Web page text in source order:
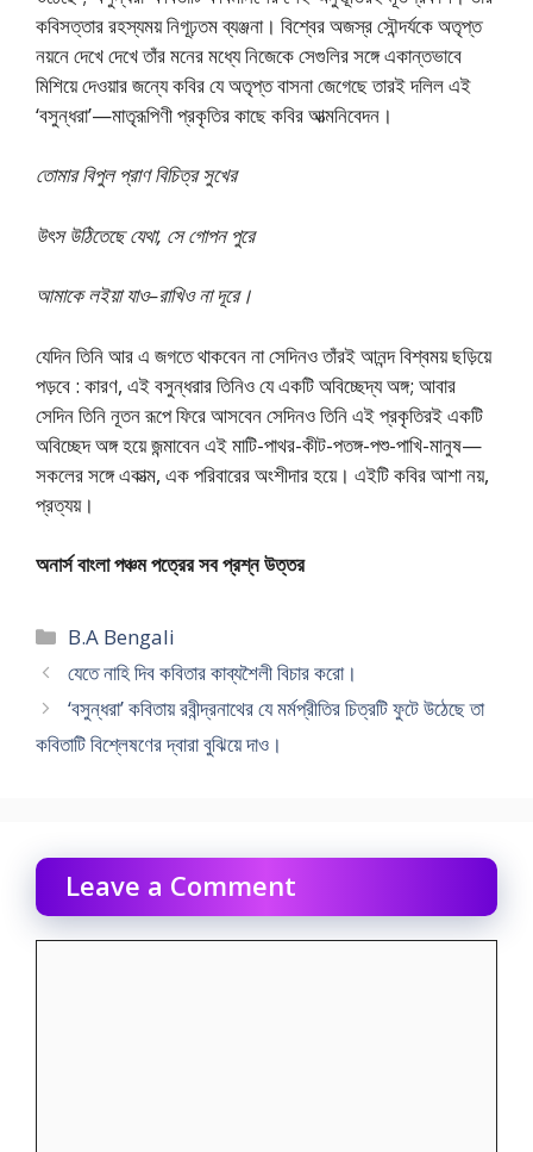
কবিসত্তার রহস্যময় নিগূঢ়তম ব্যঞ্জনা। বিশ্বের অজস্র সৌন্দর্যকে অতৃপ্ত
নয়নে দেখে দেখে তাঁর মনের মধ্যে নিজেকে সেগুলির সঙ্গে একান্তভাবে
মিশিয়ে দেওয়ার জন্যে কবির যে অতৃপ্ত বাসনা জেগেছে তারই দলিল এই
‘বসুন্ধরা’—মাতৃরূপিণী প্রকৃতির কাছে কবির আত্মনিবেদন।
তোমার বিপুল প্রাণ বিচিত্র সুখের
উৎস উঠিতেছে যেথা, সে গোপন পুরে
আমাকে লইয়া যাও–রাখিও না দূরে।
যেদিন তিনি আর এ জগতে থাকবেন না সেদিনও তাঁরই আনন্দ বিশ্বময় ছড়িয়ে
পড়বে : কারণ, এই বসুন্ধরার তিনিও যে একটি অবিচ্ছেদ্য অঙ্গ; আবার
সেদিন তিনি নূতন রূপে ফিরে আসবেন সেদিনও তিনি এই প্রকৃতিরই একটি
অবিচ্ছেদ অঙ্গ হয়ে জন্মাবেন এই মাটি-পাথর-কীট-পতঙ্গ-পশু-পাখি-মানুষ—
সকলের সঙ্গে একাত্ম, এক পরিবারের অংশীদার হয়ে। এইটি কবির আশা নয়,
প্রত্যয়।
অনার্স বাংলা পঞ্চম পত্রের সব প্রশ্ন উত্তর
Categories
B.A Bengali
যেতে নাহি দিব কবিতার কাব্যশৈলী বিচার করো।
‘বসুন্ধরা’ কবিতায় রবীন্দ্রনাথের যে মর্মপ্রীতির চিত্রটি ফুটে উঠেছে তা
কবিতাটি বিশ্লেষণের দ্বারা বুঝিয়ে দাও।
Leave a Comment